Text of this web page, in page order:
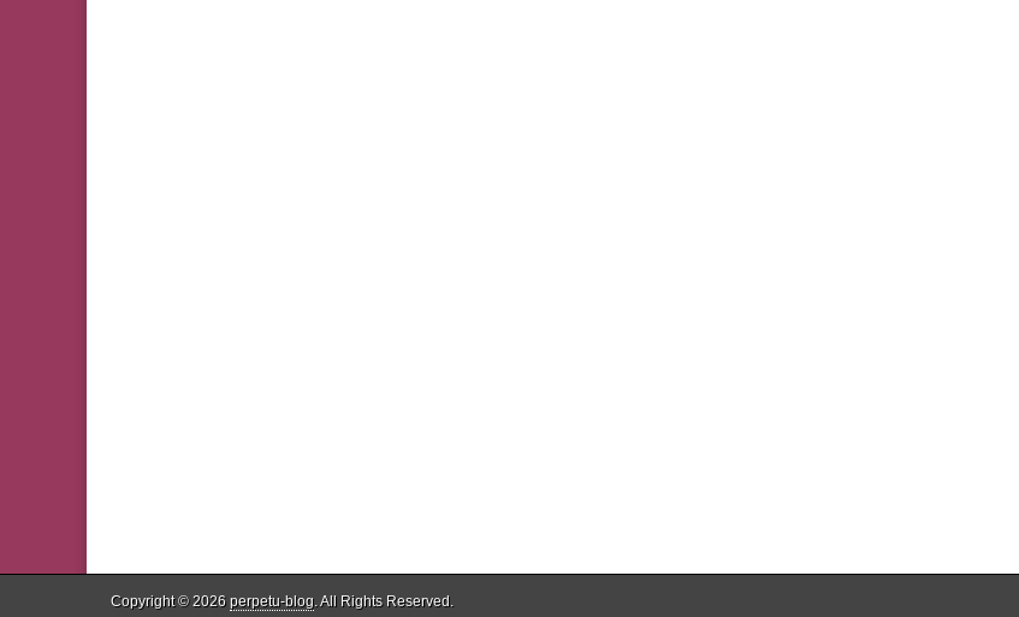
Copyright © 2026 perpetu-blog. All Rights Reserved.